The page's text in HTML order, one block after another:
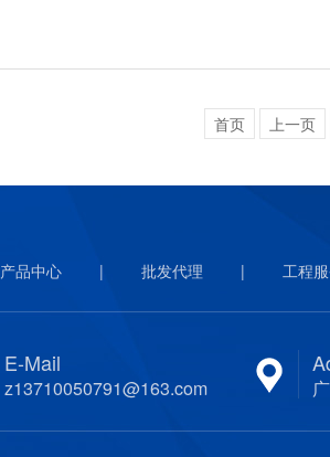
首页 上一页
产品中心 | 批发代理 | 工程
E-Mail
z13710050791@163.com